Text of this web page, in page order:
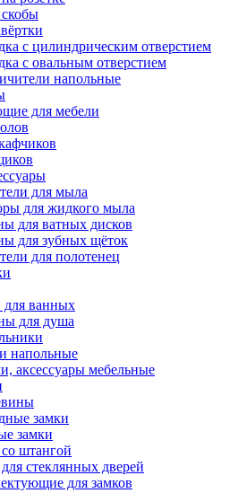
с цилиндрическим отверстием
с овальным отверстием
напольные
для мебели
для мыла
для жидкого мыла
для ватных дисков
для зубных щёток
для полотенец
ванных
для душа
напольные
аксессуары мебельные
замки
замки
штангой
стеклянных дверей
для замков